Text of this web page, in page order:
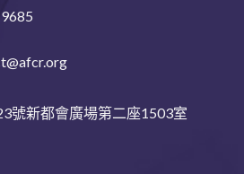
號新都會廣場第二座1503室